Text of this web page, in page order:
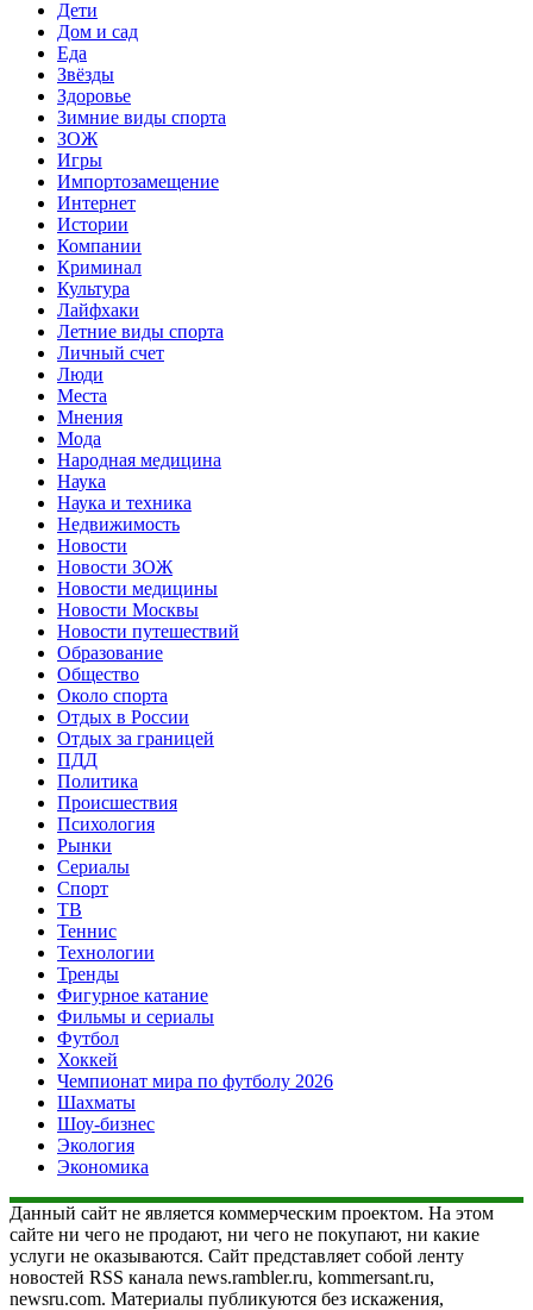
Дети
Дом и сад
Еда
Звёзды
Здоровье
Зимние виды спорта
ЗОЖ
Игры
Импортозамещение
Интернет
Истории
Компании
Криминал
Культура
Лайфхаки
Летние виды спорта
Личный счет
Люди
Места
Мнения
Мода
Народная медицина
Наука
Наука и техника
Недвижимость
Новости
Новости ЗОЖ
Новости медицины
Новости Москвы
Новости путешествий
Образование
Общество
Около спорта
Отдых в России
Отдых за границей
ПДД
Политика
Происшествия
Психология
Рынки
Сериалы
Спорт
ТВ
Теннис
Технологии
Тренды
Фигурное катание
Фильмы и сериалы
Футбол
Хоккей
Чемпионат мира по футболу 2026
Шахматы
Шоу-бизнес
Экология
Экономика
Данный сайт не является коммерческим проектом. На этом
сайте ни чего не продают, ни чего не покупают, ни какие
услуги не оказываются. Сайт представляет собой ленту
новостей RSS канала news.rambler.ru, kommersant.ru,
newsru.com. Материалы публикуются без искажения,